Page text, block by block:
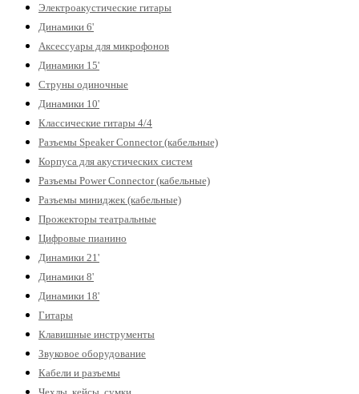
Электроакустические гитары
Динамики 6'
Аксессуары для микрофонов
Динамики 15'
Струны одиночные
Динамики 10'
Классические гитары 4/4
Разъемы Speaker Connector (кабельные)
Корпуса для акустических систем
Разъемы Power Connector (кабельные)
Разъемы миниджек (кабельные)
Прожекторы театральные
Цифровые пианино
Динамики 21'
Динамики 8'
Динамики 18'
Гитары
Клавишные инструменты
Звуковое оборудование
Кабели и разъемы